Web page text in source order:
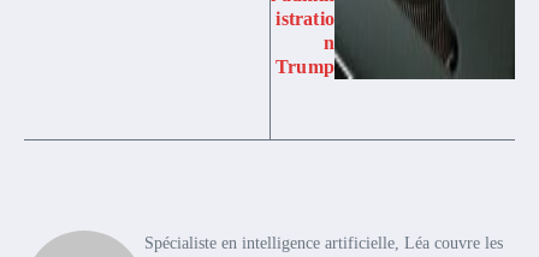
istratio
n
Trump
Spécialiste en intelligence artificielle, Léa couvre les